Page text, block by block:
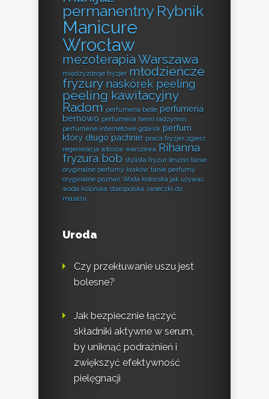
permanentny Rybnik
Manicure
Wrocław
mezoterapia Warszawa
międzyzdroje fryzjer młodzieńcze
fryzury naskórek peeling
peeling kawitacyjny
Radom perfumeria belle perfumeria
bemowo perfumeria henri radzymin
perfumerie internetowe gdańsk perfum
który długo pachnie praca fryzjer zgierz
regeneracja włosów warszawa Rihanna
fryzura bob stylista fryzur leszno tanie
oryginalne perfumy kraków tanie perfumy
oryginalne poznań Woda kolońska jak używać
woda kolońska staropolska świeczki do
masażu
Uroda
Czy przekłuwanie uszu jest
bolesne?
Jak bezpiecznie łączyć
składniki aktywne w serum,
by uniknąć podrażnień i
zwiększyć efektywność
pielęgnacji